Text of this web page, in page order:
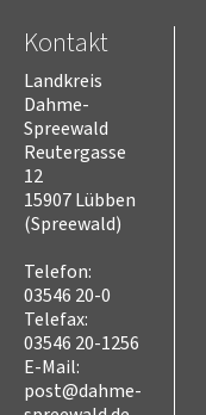
Kontakt
Landkreis
Dahme-
Spreewald
Reutergasse
12
15907 Lübben
(Spreewald)
Telefon:
03546 20-0
Telefax:
03546 20-1256
E-Mail:
post@dahme-